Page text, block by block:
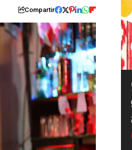
Compartir